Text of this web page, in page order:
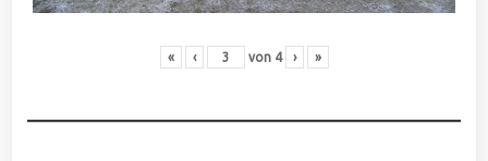
« ‹ von 4 › »